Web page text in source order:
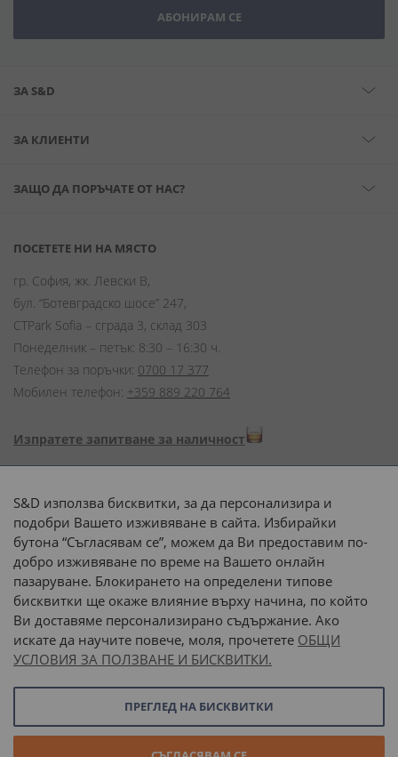
АБОНИРАМ СЕ
ЗА S&D
ЗА КЛИЕНТИ
ЗАЩО ДА ПОРЪЧАТЕ ОТ НАС?
ПОСЕТЕТЕ НИ НА МЯСТО
гр. София, жк. Левски В,
бул. “Ботевградско шосе” 247,
CTPark Sofia – сграда 3, склад 303
Понеделник – петък: 8:30 – 16:30 ч.
Телефон за поръчки: 0700 17 377
Мобилен телефон: +359 889 220 764
Изпратете запитване за наличност
Начини на плащане:
Доставка до адрес с:
или
наш транспорт
S&D използва бисквитки, за да персонализира и
подобри Вашето изживяване в сайта. Избирайки
бутона “Съгласявам се”, можем да Ви предоставим по-
добро изживяване по време на Вашето онлайн
пазаруване. Блокирането на определени типове
бисквитки ще окаже влияние върху начина, по който
Ви доставяме персонализирано съдържание. Ако
искате да научите повече, моля, прочетете ОБЩИ
УСЛОВИЯ ЗА ПОЛЗВАНЕ И БИСКВИТКИ.
ПРЕГЛЕД НА БИСКВИТКИ